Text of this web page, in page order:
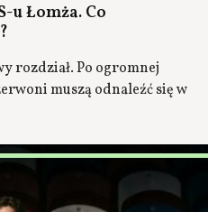
u Łomża. Co
rozdział. Po ogromnej
muszą odnaleźć się w